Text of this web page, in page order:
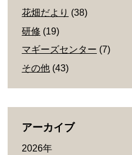
花畑だより (38)
研修 (19)
マギーズセンター (7)
その他 (43)
アーカイブ
2026年